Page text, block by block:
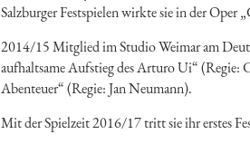
Salzburger Festspielen wirkte sie in der
2014/15 Mitglied im Studio Weimar am
aufhaltsame Aufstieg des Arturo Ui“
Abenteuer“ (Regie: Jan Neumann).
Mit der Spielzeit 2016/17 tritt sie ihr erstes